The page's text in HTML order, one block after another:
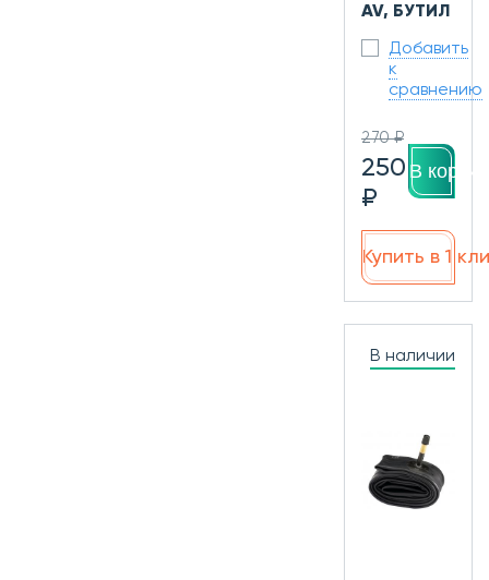
AV, БУТИЛ
Добавить
к
сравнению
270 ₽
250
₽
В
Купить в 1
В наличии